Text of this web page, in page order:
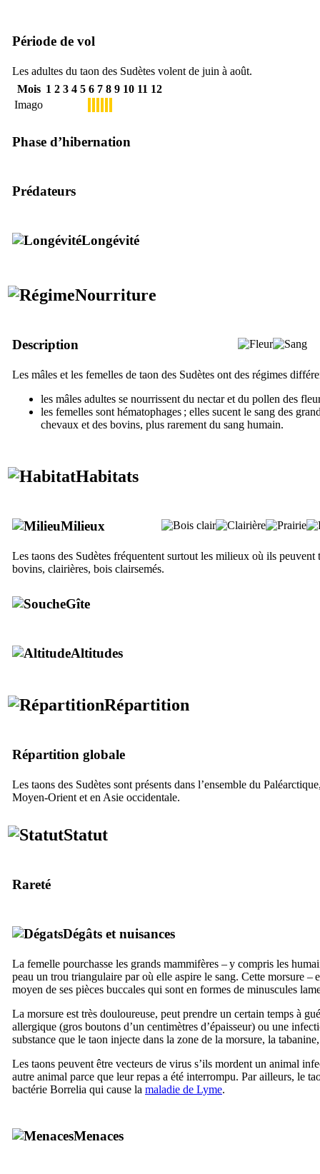
Période de vol
Les adultes du taon des Sudètes volent de juin à août.
Mois 1 2 3 4 5 6 7 8 9 10 11 12
Imago
Phase d’hibernation
Prédateurs
Longévité
Nourriture
Description
Les mâles et les femelles de taon des Sudètes ont des régimes
les mâles adultes se nourrissent du nectar et du pollen des
les femelles sont hématophages ; elles sucent le sang des
chevaux et des bovins, plus rarement du sang humain.
Habitats
Milieux
Les taons des Sudètes fréquentent surtout les milieux où ils peuvent
bovins, clairières, bois clairsemés.
Gîte
Altitudes
Répartition
Répartition globale
Les taons des Sudètes sont présents dans l’ensemble du
Moyen-Orient et en Asie occidentale.
Statut
Rareté
Dégâts et nuisances
La femelle pourchasse les grands mammifères – y compris les
peau un trou triangulaire par où elle aspire le sang. Cette morsure –
moyen de ses pièces buccales qui sont en formes de minuscules
La morsure est très douloureuse, peut prendre un certain temps à
allergique (gros boutons d’un centimètres d’épaisseur) ou une
substance que le taon injecte dans la zone de la morsure, la
Les taons peuvent être vecteurs de virus s’ils mordent un animal
autre animal parce que leur repas a été interrompu. Par ailleurs, le
bactérie Borrelia qui cause la maladie de Lyme.
Menaces